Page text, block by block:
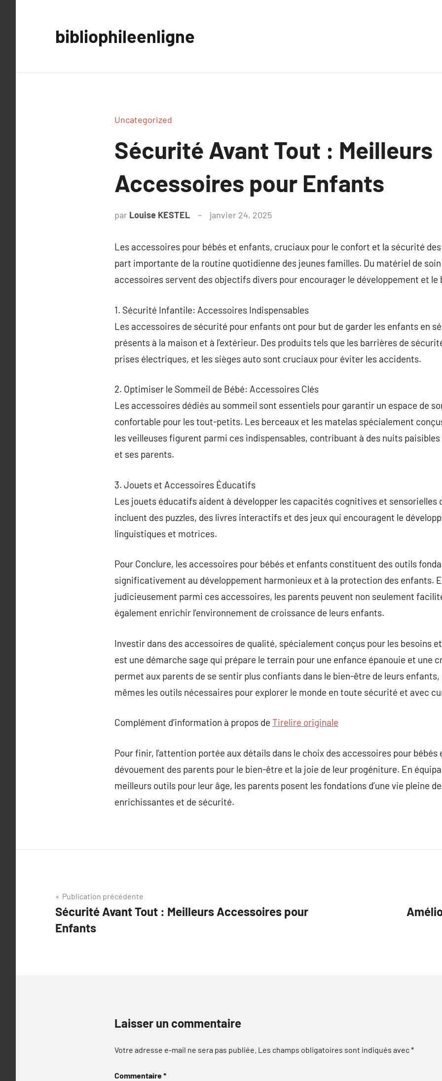
bibliophileenligne
Uncategorized
Sécurité Avant Tout : Meilleurs
Accessoires pour Enfants
par Louise KESTEL janvier 24, 2025
Les accessoires pour bébés et enfants, cruciaux pour le confort et la sécurité
part importante de la routine quotidienne des jeunes familles. Du matériel de
accessoires servent des objectifs divers pour encourager le développement et le
1. Sécurité Infantile: Accessoires Indispensables
Les accessoires de sécurité pour enfants ont pour but de garder les enfants en
présents à la maison et à l’extérieur. Des produits tels que les barrières de
prises électriques, et les sièges auto sont cruciaux pour éviter les accidents.
2. Optimiser le Sommeil de Bébé: Accessoires Clés
Les accessoires dédiés au sommeil sont essentiels pour garantir un espace de
confortable pour les tout-petits. Les berceaux et les matelas spécialement
les veilleuses figurent parmi ces indispensables, contribuant à des nuits paisibles
et ses parents.
3. Jouets et Accessoires Éducatifs
Les jouets éducatifs aident à développer les capacités cognitives et sensorielles
incluent des puzzles, des livres interactifs et des jeux qui encouragent le
linguistiques et motrices.
Pour Conclure, les accessoires pour bébés et enfants constituent des outils
significativement au développement harmonieux et à la protection des enfants.
judicieusement parmi ces accessoires, les parents peuvent non seulement
également enrichir l’environnement de croissance de leurs enfants.
Investir dans des accessoires de qualité, spécialement conçus pour les besoins
est une démarche sage qui prépare le terrain pour une enfance épanouie et une
permet aux parents de se sentir plus confiants dans le bien-être de leurs
mêmes les outils nécessaires pour explorer le monde en toute sécurité et avec
Complément d’information à propos de Tirelire originale
Pour finir, l’attention portée aux détails dans le choix des accessoires pour
dévouement des parents pour le bien-être et la joie de leur progéniture. En
meilleurs outils pour leur âge, les parents posent les fondations d’une vie pleine
enrichissantes et de sécurité.
Navigation
de
l’article
Publication précédente
Sécurité Avant Tout : Meilleurs Accessoires pour
Enfants
Laisser un commentaire
Votre adresse e-mail ne sera pas publiée. Les champs obligatoires sont indiqués avec*
Commentaire*